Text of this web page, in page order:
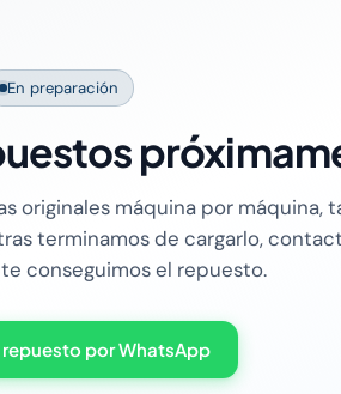
En preparación
originales máquina por máquina,
terminamos de cargarlo,
conseguimos el repuesto.
repuesto por WhatsApp